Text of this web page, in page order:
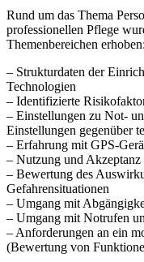
Rund um das Thema
professionellen Pflege
Themenbereichen erhoben:
– Strukturdaten der
Technologien
– Identifizierte
– Einstellungen zu Not-
Einstellungen gegenüber
– Erfahrung mit GPS-
– Nutzung und
– Bewertung des
Gefahrensituationen
– Umgang mit
– Umgang mit Notrufen
– Anforderungen an ein
(Bewertung von